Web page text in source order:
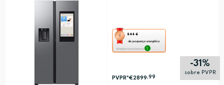
844 €
de poupança energética
Modelos mais eficientes 1
Esta
ação
-31%
sobre PVPR
PVPR*€2899,99